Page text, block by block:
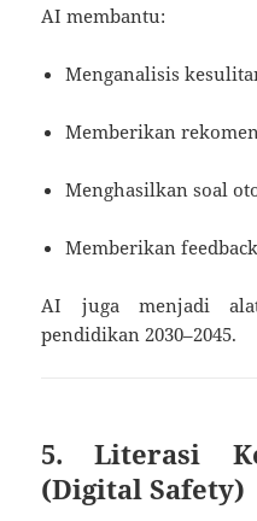
AI membantu:
Menganalisis
Memberikan
Menghasilkan soal
Memberikan
AI juga menjadi
pendidikan 2030–2045.
5. Literasi
(Digital Safety)